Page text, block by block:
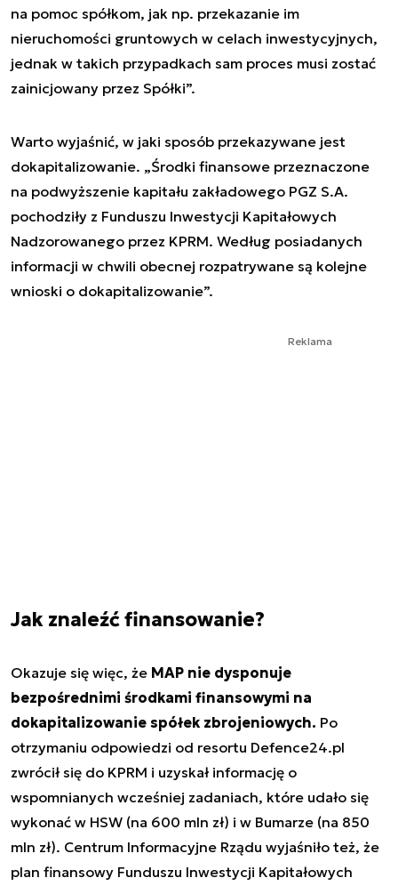
na pomoc spółkom, jak np. przekazanie im
nieruchomości gruntowych w celach inwestycyjnych,
jednak w takich przypadkach sam proces musi zostać
zainicjowany przez Spółki”.
Warto wyjaśnić, w jaki sposób przekazywane jest
dokapitalizowanie. „Środki finansowe przeznaczone
na podwyższenie kapitału zakładowego PGZ S.A.
pochodziły z Funduszu Inwestycji Kapitałowych
Nadzorowanego przez KPRM. Według posiadanych
informacji w chwili obecnej rozpatrywane są kolejne
wnioski o dokapitalizowanie”.
Reklama
Jak znaleźć finansowanie?
Okazuje się więc, że MAP nie dysponuje
bezpośrednimi środkami finansowymi na
dokapitalizowanie spółek zbrojeniowych. Po
otrzymaniu odpowiedzi od resortu Defence24.pl
zwrócił się do KPRM i uzyskał informację o
wspomnianych wcześniej zadaniach, które udało się
wykonać w HSW (na 600 mln zł) i w Bumarze (na 850
mln zł). Centrum Informacyjne Rządu wyjaśniło też, że
plan finansowy Funduszu Inwestycji Kapitałowych